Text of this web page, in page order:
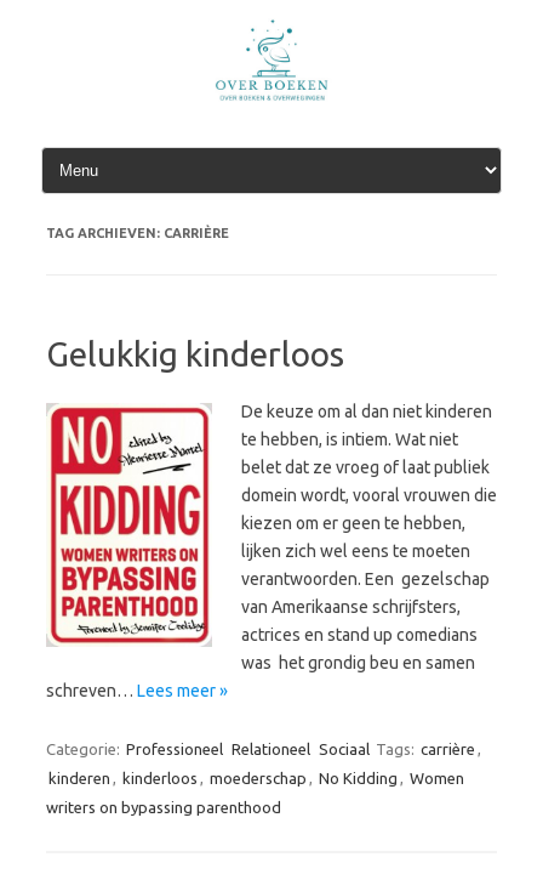
TAG ARCHIEVEN: CARRIÈRE
Gelukkig kinderloos
De keuze om al dan niet kinderen
te hebben, is intiem. Wat niet
belet dat ze vroeg of laat publiek
domein wordt, vooral vrouwen die
kiezen om er geen te hebben,
lijken zich wel eens te moeten
verantwoorden. Een gezelschap
van Amerikaanse schrijfsters,
actrices en stand up comedians
was het grondig beu en samen
schreven… Lees meer »
Categorie: Professioneel Relationeel Sociaal Tags: carrière ,
kinderen , kinderloos , moederschap , No Kidding , Women
writers on bypassing parenthood